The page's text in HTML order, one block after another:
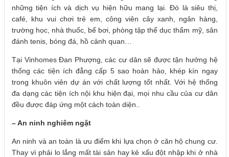
những tiện ích và dịch vụ hiện hữu mang lại. Đó là siêu thị,
café, khu vui chơi trẻ em, công viên cây xanh, ngân hàng,
trường học, nhà thuốc, bể bơi, phòng tập thể dục thẩm mỹ, sân
đánh tenis, bóng đá, hồ cảnh quan…
Tại Vinhomes Đan Phượng, các cư dân sẽ được tận hưởng hệ
thống các tiện ích đẳng cấp 5 sao hoàn hảo, khép kín ngay
trong khuôn viên dự án với chất lượng tốt nhất. Với hệ thống
đa dạng các tiện ích nội khu hiện đại, mọi nhu cầu của cư dân
đều được đáp ứng một cách toàn diện..
–An ninh nghiêm ngặt
An ninh và an toàn là ưu điểm khi lựa chọn ở căn hộ chung cư.
Thay vì phải lo lắng mất tài sản hay kẻ xấu đột nhập khi ở nhà